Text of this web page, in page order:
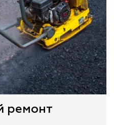
ремонт